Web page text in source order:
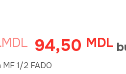
MDL Prețul
inițial
a
94,50 MDL
MF 1/2 FADO